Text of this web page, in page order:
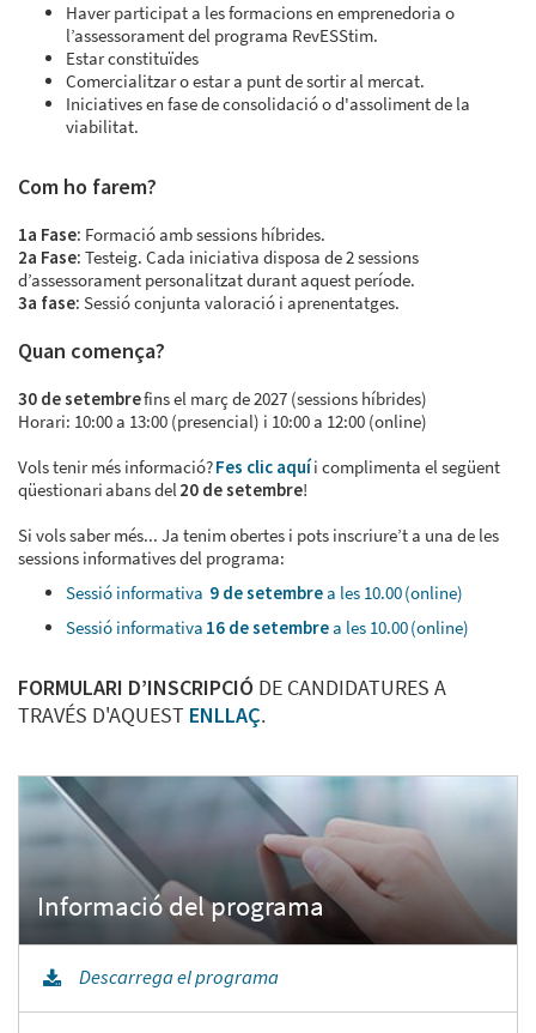
Haver participat a les formacions en emprenedoria o
l’assessorament del programa RevESStim.
Estar constituïdes
Comercialitzar o estar a punt de sortir al mercat.
Iniciatives en fase de consolidació o d'assoliment de la
viabilitat.
Com ho farem?
1a Fase: Formació amb sessions híbrides.
2a Fase: Testeig. Cada iniciativa disposa de 2 sessions
d’assessorament personalitzat durant aquest període.
3a fase: Sessió conjunta valoració i aprenentatges.
Quan comença?
30 de setembrefins el març de 2027 (sessions híbrides)
Horari: 10:00 a 13:00 (presencial) i 10:00 a 12:00 (online)
Vols tenir més informació?Fes clic aquíi complimenta el següent
qüestionari abans del20 de setembre!
Si vols saber més... Ja tenim obertes i pots inscriure’t a una de les
sessions informatives del programa:
Sessió informativa 9 de setembrea les 10.00 (online)
Sessió informativa 16 de setembrea les 10.00 (online)
FORMULARI D’INSCRIPCIÓ DE CANDIDATURES A
TRAVÉS D'AQUEST ENLLAÇ.
Descarrega el programa